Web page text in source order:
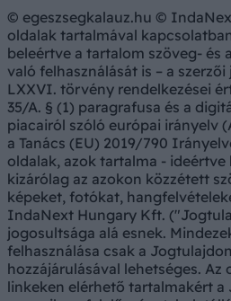
© egeszsegkalauz.hu ©
oldalak tartalmával
beleértve a tartalom szöveg- és
való felhasználását is – a
LXXVI. törvény rendelkezései
35/A. § (1) paragrafusa és a
piacairól szóló európai irányelv
a Tanács (EU) 2019/790
oldalak, azok tartalma -
kizárólag az azokon közzétett
képeket, fotókat,
IndaNext Hungary Kft.
jogosultsága alá esnek.
felhasználása csak a
hozzájárulásával lehetséges. Az
linkeken elérhető tartalmakért a